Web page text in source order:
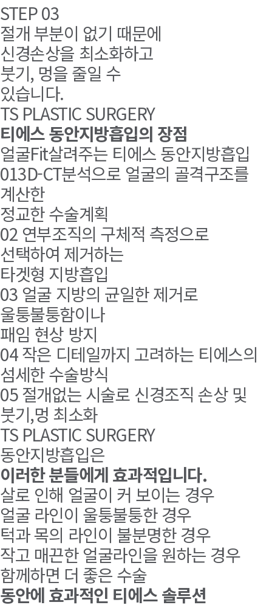
STEP 03
절개 부분이 없기 때문에
신경손상을 최소화하고
붓기, 멍을 줄일 수
있습니다.
TS PLASTIC SURGERY
티에스 동안지방흡입의 장점
얼굴Fit살려주는 티에스 동안지방흡입
013D-CT분석으로 얼굴의 골격구조를
계산한
정교한 수술계획
02 연부조직의 구체적 측정으로
선택하여 제거하는
타겟형 지방흡입
03 얼굴 지방의 균일한 제거로
울퉁불퉁함이나
패임 현상 방지
04작은 디테일까지 고려하는 티에스의
섬세한 수술방식
05절개없는 시술로 신경조직 손상 및
붓기,멍 최소화
TS PLASTIC SURGERY
동안지방흡입은
이러한 분들에게 효과적입니다.
살로 인해 얼굴이 커 보이는 경우
얼굴 라인이 울퉁불퉁한 경우
턱과 목의 라인이 불분명한 경우
작고 매끈한 얼굴라인을 원하는 경우
함께하면 더 좋은 수술
동안에 효과적인 티에스 솔루션